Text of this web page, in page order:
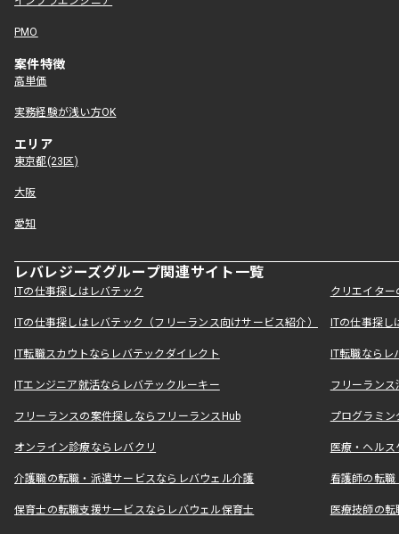
PMO
案件特徴
高単価
実務経験が浅い方OK
エリア
東京都(23区)
大阪
愛知
レバレジーズグループ関連サイト一覧
ITの仕事探しはレバテック クリエイタ
ITの仕事探しはレバテック（フリーランス向けサービス紹介） ITの仕事探
IT転職スカウトならレバテックダイレクト IT転職なら
ITエンジニア就活ならレバテックルーキー フリーラン
フリーランスの案件探しならフリーランスHub プログラミ
オンライン診療ならレバクリ 医療・ヘル
介護職の転職・派遣サービスならレバウェル介護 看護師の転
保育士の転職支援サービスならレバウェル保育士 医療技師の